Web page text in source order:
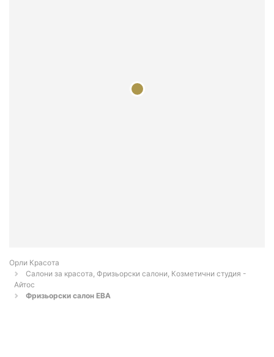
Орли Красота
Салони за красота, Фризьорски салони, Козметични студия -
Айтос
Фризьорски салон ЕВА